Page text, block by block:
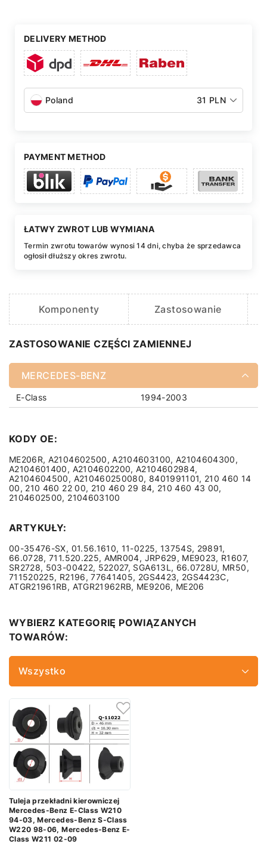
DELIVERY METHOD
Poland 31 PLN
PAYMENT METHOD
ŁATWY ZWROT LUB WYMIANA
Termin zwrotu towarów wynosi 14 dni, chyba że sprzedawca
ogłosił dłuższy okres zwrotu.
Komponenty Zastosowanie
ZASTOSOWANIE CZĘŚCI ZAMIENNEJ
MERCEDES-BENZ
E-Class 1994-2003
KODY OE:
ME206R, A2104602500, A2104603100, A2104604300,
A2104601400, A2104602200, A2104602984,
A2104604500, A210460250080, 8401991101, 210 460 14
00, 210 460 22 00, 210 460 29 84, 210 460 43 00,
2104602500, 2104603100
ARTYKUŁY:
00-35476-SX, 01.56.1610, 11-0225, 13754S, 29891,
66.0728, 711.520.225, AMR004, JRP629, ME9023, R1607,
SR2728, 503-00422, 522027, SGA613L, 66.0728U, MR50,
711520225, R2196, 77641405, 2GS4423, 2GS4423C,
ATGR21961RB, ATGR21962RB, ME9206, ME206
WYBIERZ KATEGORIĘ POWIĄZANYCH
TOWARÓW:
Wszystko
Tuleja przekładni kierowniczej
Mercedes-Benz E-Class W210
94-03, Mercedes-Benz S-Class
W220 98-06, Mercedes-Benz E-
Class W211 02-09